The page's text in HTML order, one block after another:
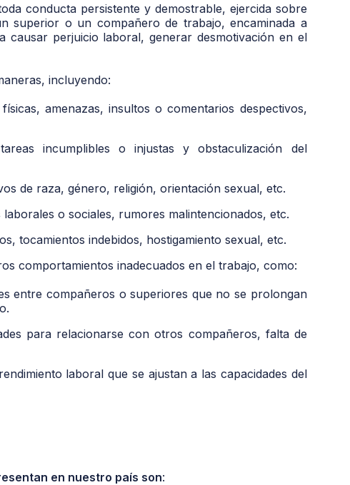
conducta persistente y demostrable, ejercida sobre
superior o un compañero de trabajo, encaminada a
causar perjuicio laboral, generar desmotivación en el
incluyendo:
amenazas, insultos o comentarios despectivos,
incumplibles o injustas y obstaculización del
de raza, género, religión, orientación sexual, etc.
laborales o sociales, rumores malintencionados, etc.
tocamientos indebidos, hostigamiento sexual, etc.
comportamientos inadecuados en el trabajo, como:
entre compañeros o superiores que no se prolongan
para relacionarse con otros compañeros, falta de
laboral que se ajustan a las capacidades del
en nuestro país son: